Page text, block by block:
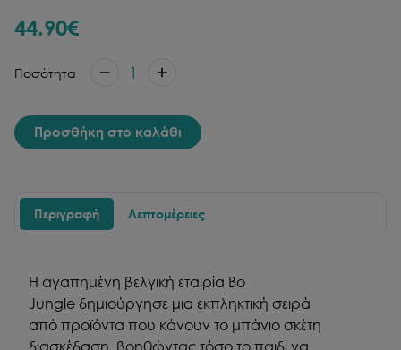
44.90€
Ποσότητα 1
Προσθήκη στο καλάθι
Περιγραφή Λεπτομέρειες
Η αγαπημένη βελγική εταιρία Bo
Jungle δημιούργησε μια εκπληκτική σειρά
από προϊόντα που κάνουν το μπάνιο σκέτη
διασκέδαση, βοηθώντας τόσο το παιδί να